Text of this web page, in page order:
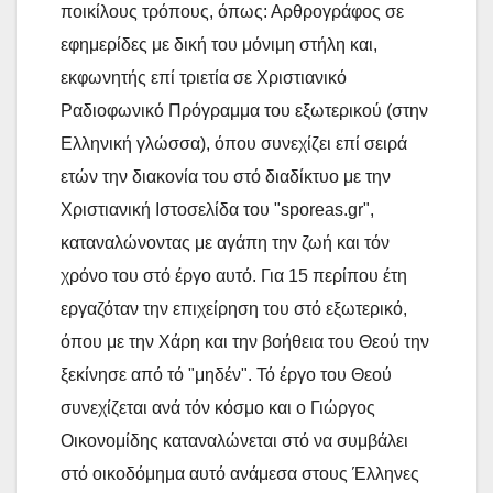
ποικίλους τρόπους, όπως: Αρθρογράφος σε
εφημερίδες με δική του μόνιμη στήλη και,
εκφωνητής επί τριετία σε Χριστιανικό
Ραδιοφωνικό Πρόγραμμα του εξωτερικού (στην
Ελληνική γλώσσα), όπου συνεχίζει επί σειρά
ετών την διακονία του στό διαδίκτυο με την
Χριστιανική Ιστοσελίδα του "sporeas.gr",
καταναλώνοντας με αγάπη την ζωή και τόν
χρόνο του στό έργο αυτό. Για 15 περίπου έτη
εργαζόταν την επιχείρηση του στό εξωτερικό,
όπου με την Χάρη και την βοήθεια του Θεού την
ξεκίνησε από τό "μηδέν". Τό έργο του Θεού
συνεχίζεται ανά τόν κόσμο και ο Γιώργος
Οικονομίδης καταναλώνεται στό να συμβάλει
στό οικοδόμημα αυτό ανάμεσα στους Έλληνες